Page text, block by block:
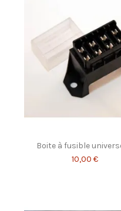
Boite à fusible
10,00 €